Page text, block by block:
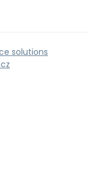
solutions